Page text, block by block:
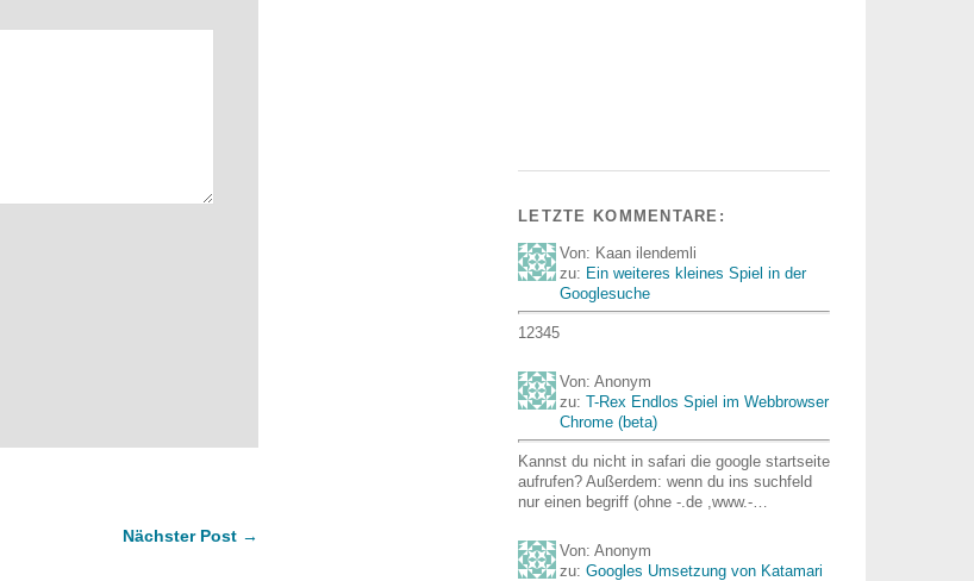
Nächster Post →
LETZTE KOMMENTARE:
Von: Kaan ilendemli
zu: Ein weiteres kleines Spiel in der
Googlesuche
12345
Von: Anonym
zu: T-Rex Endlos Spiel im Webbrowser
Chrome (beta)
Kannst du nicht in safari die google startseite
aufrufen? Außerdem: wenn du ins suchfeld
nur einen begriff (ohne -.de ,www.-…
Von: Anonym
zu: Googles Umsetzung von Katamari